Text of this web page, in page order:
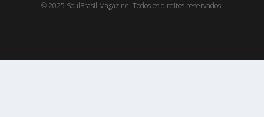
© 2025 SoulBrasil Magazine. Todos os direitos reservados.